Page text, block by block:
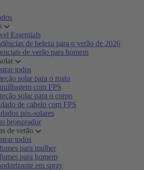
Essentials
de beleza para o verão de 2026
de verão para homem
todos
solar para o rosto
com FPS
solar para o corpo
de cabelo com FPS
pós-solares
bronzeador
de verão
todos
para mulher
para homem
em spray